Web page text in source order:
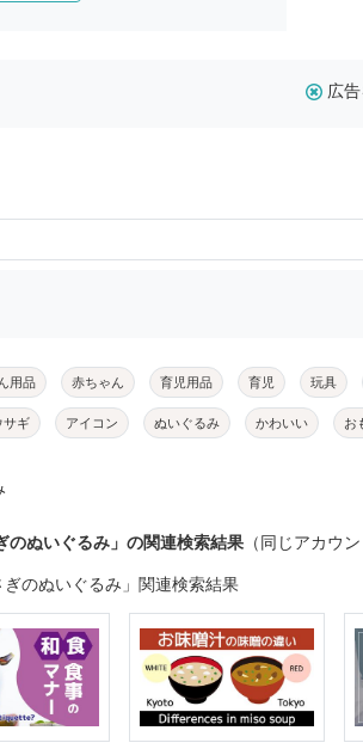
広
用品 赤ちゃん 育児用品 育児 玩具
サギ アイコン ぬいぐるみ かわいい お
のぬいぐるみ」の関連検索結果 （同じアカウ
のぬいぐるみ」関連検索結果